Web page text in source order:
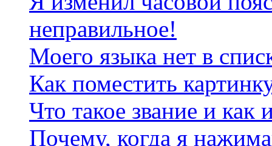
неправильное!
Моего языка нет в
Как поместить
Что такое звание и как
Почему, когда я